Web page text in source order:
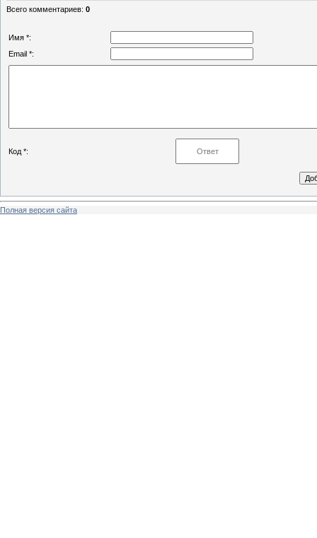
Всего комментариев: 0
Имя *:
Email *:
Код *:
Полная версия сайта